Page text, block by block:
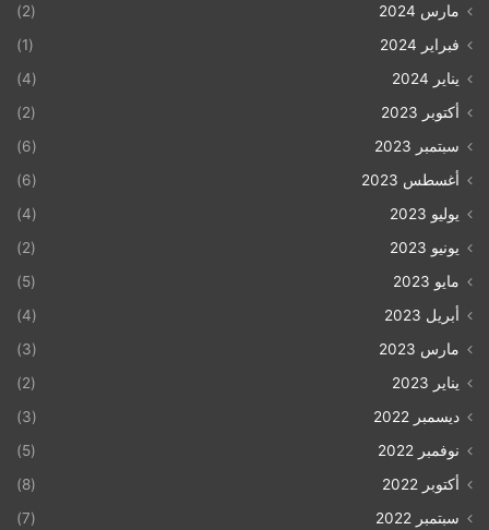
مارس 2024
(2)
فبراير 2024
(1)
يناير 2024
(4)
أكتوبر 2023
(2)
سبتمبر 2023
(6)
أغسطس 2023
(6)
يوليو 2023
(4)
يونيو 2023
(2)
مايو 2023
(5)
أبريل 2023
(4)
مارس 2023
(3)
يناير 2023
(2)
ديسمبر 2022
(3)
نوفمبر 2022
(5)
أكتوبر 2022
(8)
سبتمبر 2022
(7)